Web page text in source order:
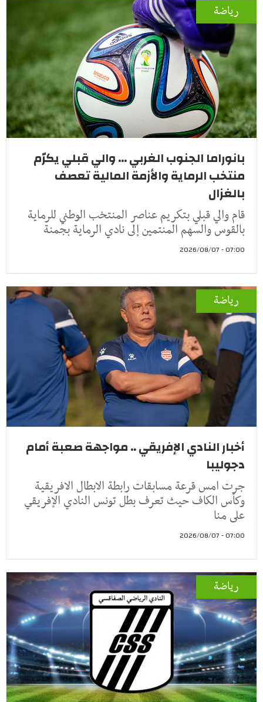
رياضة
بانوراما الجنوب الغربي ... والي قبلي يكرّم
منتخب الرماية والأزمة المالية تعصف
بالغزال
قام والي قبلي بتكريم عناصر المنتخب الوطني للرماية
بالقوس والسهم المنتمين إلى نادي الرماية بجمنة
07:00 - 2026/08/07
رياضة
أخبار النادي الإفريقي .. مواجهة صعبة أمام
دجوليبا
جرت امس قرعة مسابقات رابطة الابطال الافريقية
وكأس الكاف حيث تعرف بطل تونس النادي الإفريقي
على منا
07:00 - 2026/08/07
رياضة